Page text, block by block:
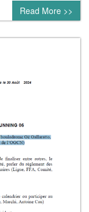
Read More >>